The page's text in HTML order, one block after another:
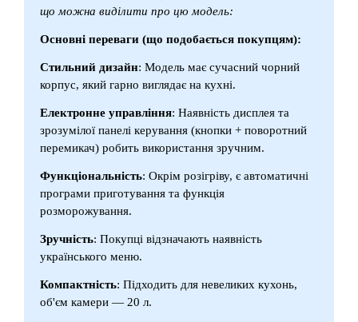
що можна виділити про цю модель:
Основні переваги (що подобається покупцям):
Стильний дизайн: Модель має сучасний чорний
корпус, який гарно виглядає на кухні.
Електронне управління: Наявність дисплея та
зрозумілої панелі керування (кнопки + поворотний
перемикач) робить використання зручним.
Функціональність: Окрім розігріву, є автоматичні
програми приготування та функція
розморожування.
Зручність: Покупці відзначають наявність
українського меню.
Компактність: Підходить для невеликих кухонь,
об'єм камери — 20 л.